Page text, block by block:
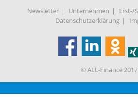
Newsletter Unternehmen
Erst-/
Datenschutzerklärung
© ALL-Finance 2017